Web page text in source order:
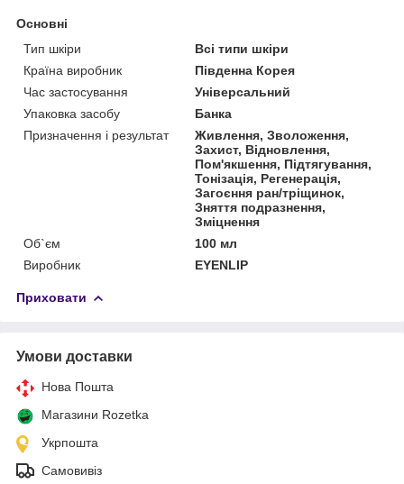
Основні
Тип шкіри
Всі типи шкіри
Країна виробник
Південна Корея
Час застосування
Універсальний
Упаковка засобу
Банка
Призначення і результат
Живлення, Зволоження,
Захист, Відновлення,
Пом'якшення, Підтягування,
Тонізація, Регенерація,
Загоєння ран/тріщинок,
Зняття подразнення,
Зміцнення
Об`єм
100 мл
Виробник
EYENLIP
Приховати
Умови доставки
Нова Пошта
Магазини Rozetka
Укрпошта
Самовивіз